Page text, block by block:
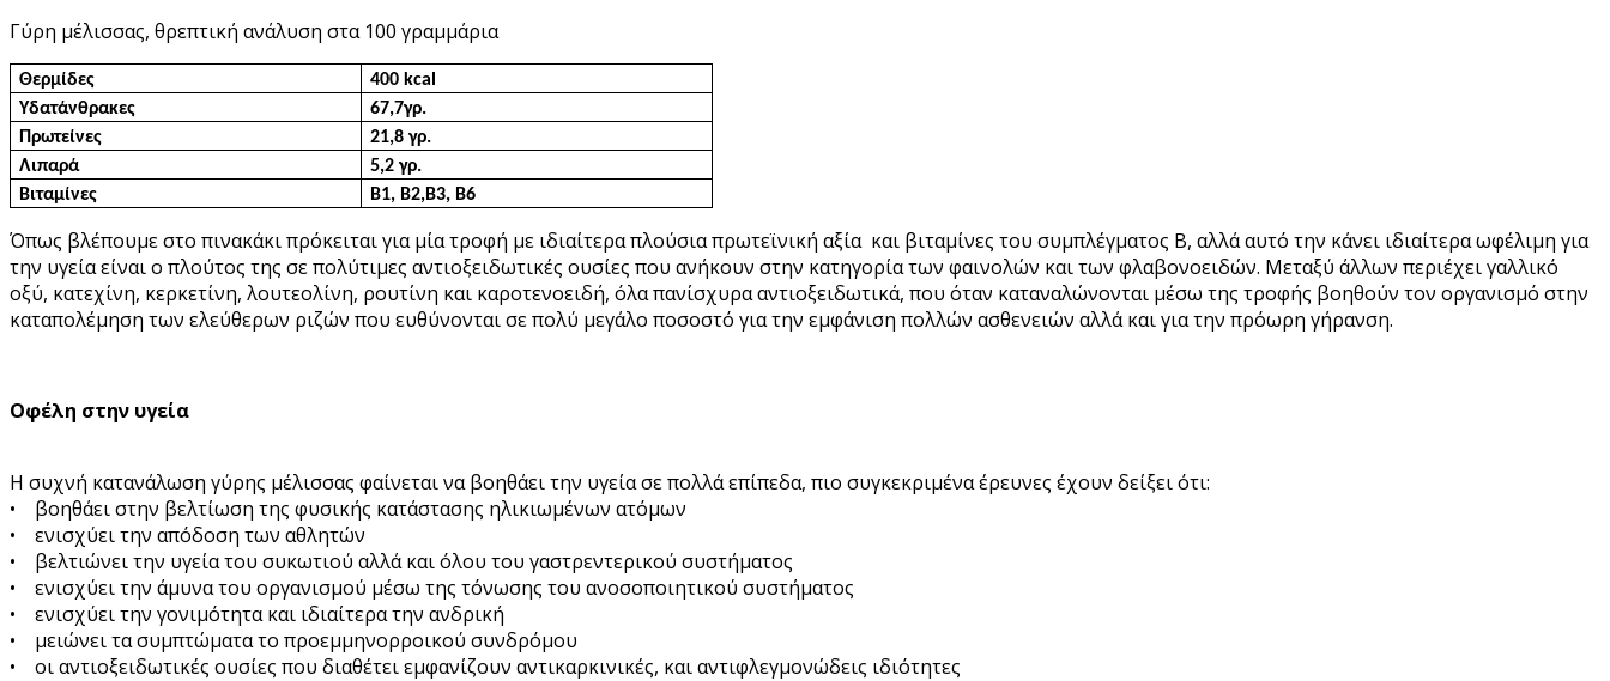
Γύρη μέλισσας, θρεπτική ανάλυση στα 100 γραμμάρια
Θερμίδες 400 kcal
Υδατάνθρακες
67,7γρ.
Πρωτείνες
21,8 γρ.
Λιπαρά
5,2 γρ.
Βιταμίνες
Β1, Β2,Β3, Β6
Όπως βλέπουμε στο πινακάκι πρόκειται για μία τροφή με ιδιαίτερα πλούσια πρωτεϊνική αξία και βιταμίνες του συμπλέγματος Β, αλλά αυτό την κάνει ιδιαίτερα ωφέλιμη για
την υγεία είναι ο πλούτος της σε πολύτιμες αντιοξειδωτικές ουσίες που ανήκουν στην κατηγορία των φαινολών και των φλαβονοειδών. Μεταξύ άλλων περιέχει γαλλικό
οξύ, κατεχίνη, κερκετίνη, λουτεολίνη, ρουτίνη και καροτενοειδή, όλα πανίσχυρα αντιοξειδωτικά, που όταν καταναλώνονται μέσω της τροφής βοηθούν τον οργανισμό στην
καταπολέμηση των ελεύθερων ριζών που ευθύνονται σε πολύ μεγάλο ποσοστό για την εμφάνιση πολλών ασθενειών αλλά και για την πρόωρη γήρανση.
Οφέλη στην υγεία
Η συχνή κατανάλωση γύρης μέλισσας φαίνεται να βοηθάει την υγεία σε πολλά επίπεδα, πιο συγκεκριμένα έρευνες έχουν δείξει ότι:
• βοηθάει στην βελτίωση της φυσικής κατάστασης ηλικιωμένων ατόμων
• ενισχύει την απόδοση των αθλητών
• βελτιώνει την υγεία του συκωτιού αλλά και όλου του γαστρεντερικού συστήματος
• ενισχύει την άμυνα του οργανισμού μέσω της τόνωσης του ανοσοποιητικού συστήματος
• ενισχύει την γονιμότητα και ιδιαίτερα την ανδρική
• μειώνει τα συμπτώματα το προεμμηνορροικού συνδρόμου
• οι αντιοξειδωτικές ουσίες που διαθέτει εμφανίζουν αντικαρκινικές, και αντιφλεγμονώδεις ιδιότητες